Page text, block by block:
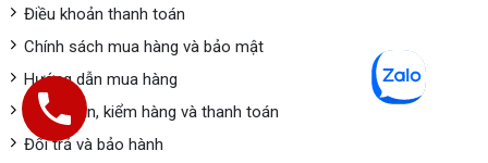
Điều khoản thanh toán
Chính sách mua hàng và bảo mật
Hướng dẫn mua hàng
Giao nhận, kiểm hàng và thanh toán
Đổi trả và bảo hành